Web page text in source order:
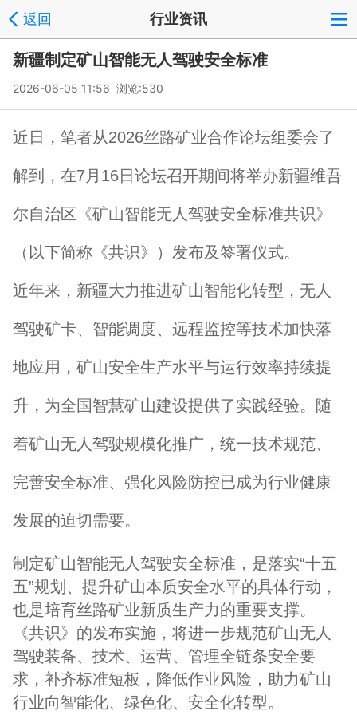
返回 行业资讯
新疆制定矿山智能无人驾驶安全标准
2026-06-05 11:56 浏览:530
近日，笔者从2026丝路矿业合作论坛组委会了
解到，在7月16日论坛召开期间将举办新疆维吾
尔自治区《矿山智能无人驾驶安全标准共识》
（以下简称《共识》）发布及签署仪式。
近年来，新疆大力推进矿山智能化转型，无人
驾驶矿卡、智能调度、远程监控等技术加快落
地应用，矿山安全生产水平与运行效率持续提
升，为全国智慧矿山建设提供了实践经验。随
着矿山无人驾驶规模化推广，统一技术规范、
完善安全标准、强化风险防控已成为行业健康
发展的迫切需要。
制定矿山智能无人驾驶安全标准，是落实“十五
五”规划、提升矿山本质安全水平的具体行动，
也是培育丝路矿业新质生产力的重要支撑。
《共识》的发布实施，将进一步规范矿山无人
驾驶装备、技术、运营、管理全链条安全要
求，补齐标准短板，降低作业风险，助力矿山
行业向智能化、绿色化、安全化转型。